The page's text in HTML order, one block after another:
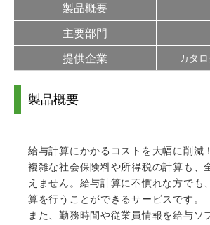
製品概要
主要部門
提供企業
カタ
製品概要
給与計算にかかるコストを大幅に削減！
複雑な社会保険料や所得税の計算も、
えません。給与計算に不慣れな方でも
算を行うことができるサービスです。
また、勤務時間や従業員情報を給与ソ